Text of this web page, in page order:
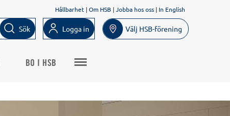
Hållbarhet |Om HSB |Jobba hos oss | In English
Sök Logga in Välj HSB-förening
BO I HSB